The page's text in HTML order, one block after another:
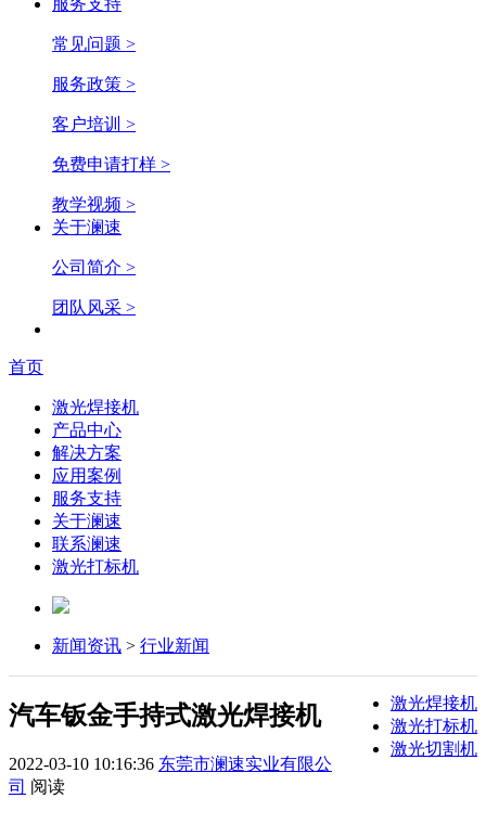
常见问题 >
服务政策 >
客户培训 >
免费申请打样 >
教学视频 >
关于澜速
公司简介 >
团队风采 >
首页
激光焊接机
产品中心
解决方案
应用案例
服务支持
关于澜速
联系澜速
激光打标机
新闻资讯 > 行业新闻
激光焊接机
激光打标机
激光切割机
汽车钣金手持式激光焊接机
2022-03-10 10:16:36 东莞市澜速实业有限公
司 阅读